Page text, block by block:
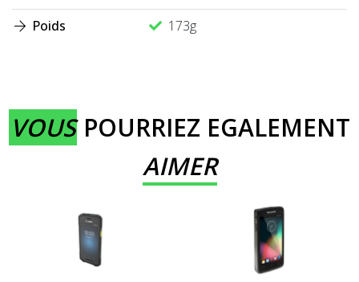
Poids 173g
VOUSPOURRIEZ EGALEMENT
AIMER